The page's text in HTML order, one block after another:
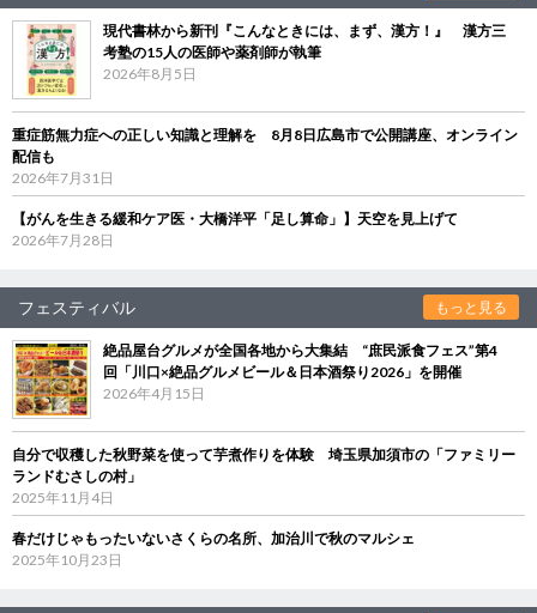
現代書林から新刊『こんなときには、まず、漢方！』 漢方三
考塾の15人の医師や薬剤師が執筆
2026年8月5日
重症筋無力症への正しい知識と理解を 8月8日広島市で公開講座、オンライン
配信も
2026年7月31日
【がんを生きる緩和ケア医・大橋洋平「足し算命」】天空を見上げて
2026年7月28日
フェスティバル もっと見る
絶品屋台グルメが全国各地から大集結 “庶民派食フェス”第4
回「川口×絶品グルメビール＆日本酒祭り2026」を開催
2026年4月15日
自分で収穫した秋野菜を使って芋煮作りを体験 埼玉県加須市の「ファミリー
ランドむさしの村」
2025年11月4日
春だけじゃもったいないさくらの名所、加治川で秋のマルシェ
2025年10月23日